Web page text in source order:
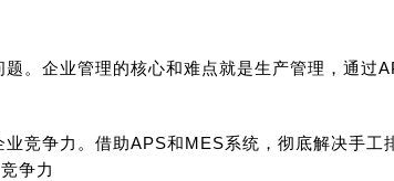
。企业管理的核心和难点就是生产管理，通过
竞争力。借助APS和MES系统，彻底解决手
争力